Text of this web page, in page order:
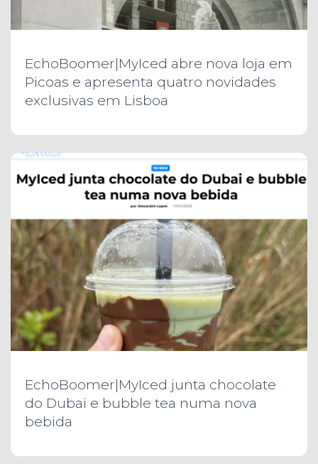
EchoBoomer|MyIced abre nova loja em
Picoas e apresenta quatro novidades
exclusivas em Lisboa
EchoBoomer|MyIced junta chocolate
do Dubai e bubble tea numa nova
bebida